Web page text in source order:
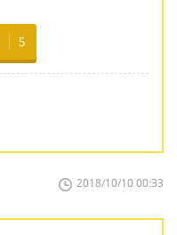
5
2018/10/10 00:33